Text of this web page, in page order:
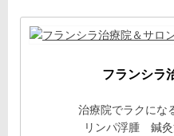
フランシラ
治療院でラクに
リンパ浮腫 鍼